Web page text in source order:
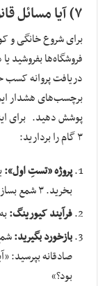
۷) آیا مسائل قانونی (مجوز) لازم است؟
برای شروع خانگی و
فروشگاه‌ها بفروشید
دریافت پروانه کسب
برچسب‌های هشدار
پوشش دهید. برای
۳ گام را بردارید:
پروژه «تستِ اول»:
بخرید. ۳ شمع بسازید.
فرآیند کیورینگ:به
بازخورد بگیرید:
صادقانه بپرسید:
بود؟»